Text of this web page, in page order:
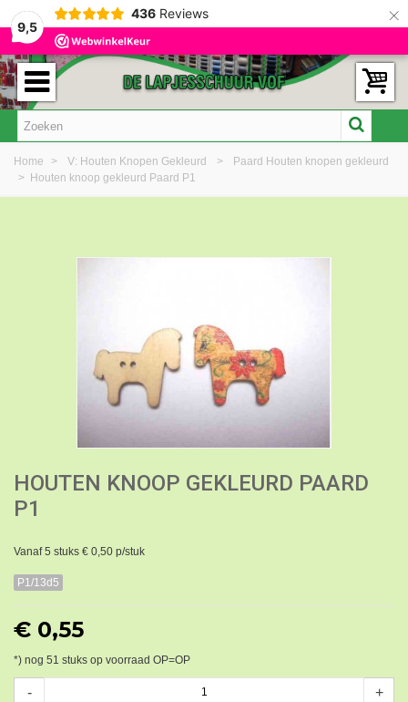
9,5
436 Reviews ×
Home > V: Houten Knopen Gekleurd >
Paard Houten knopen gekleurd
> Houten knoop gekleurd Paard P1
HOUTEN KNOOP GEKLEURD PAARD
P1
Vanaf 5 stuks € 0,50 p/stuk
P1/13d5
€ 0,55
*) nog 51 stuks op voorraad OP=OP
- +